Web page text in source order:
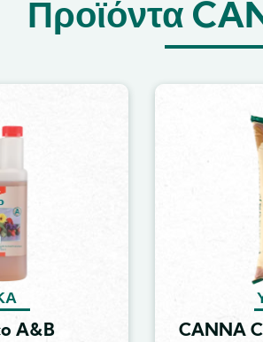
Προϊόντα
A&B
Image
CANNA